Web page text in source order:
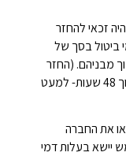
זכאי להחזר
ביטול בסך של
₪, לפי הנמוך מבניהם. (החזר
כספי יינתן במקרה של החזרת מוצר תוך 48 שעות- למעט
את החברה
יישא בעלות דמי